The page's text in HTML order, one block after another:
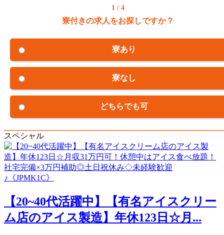
1 / 4
寮付きの求人をお探しですか？
寮あり
寮なし
どちらでも可
スペシャル
【20~40代活躍中】【有名アイスクリー
ム店のアイス製造】年休123日☆月...